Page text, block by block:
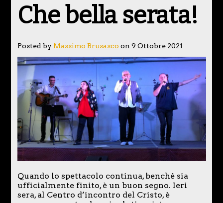
Che bella serata!
Posted by Massimo Brusasco on 9 Ottobre 2021
Quando lo spettacolo continua, benché sia
ufficialmente finito, è un buon segno. Ieri
sera, al Centro d’incontro del Cristo, è